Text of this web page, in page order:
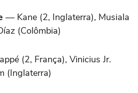
— Kane (2, Inglaterra), Musiala
(Colômbia)
(2, França), Vinicius Jr.
(Inglaterra)